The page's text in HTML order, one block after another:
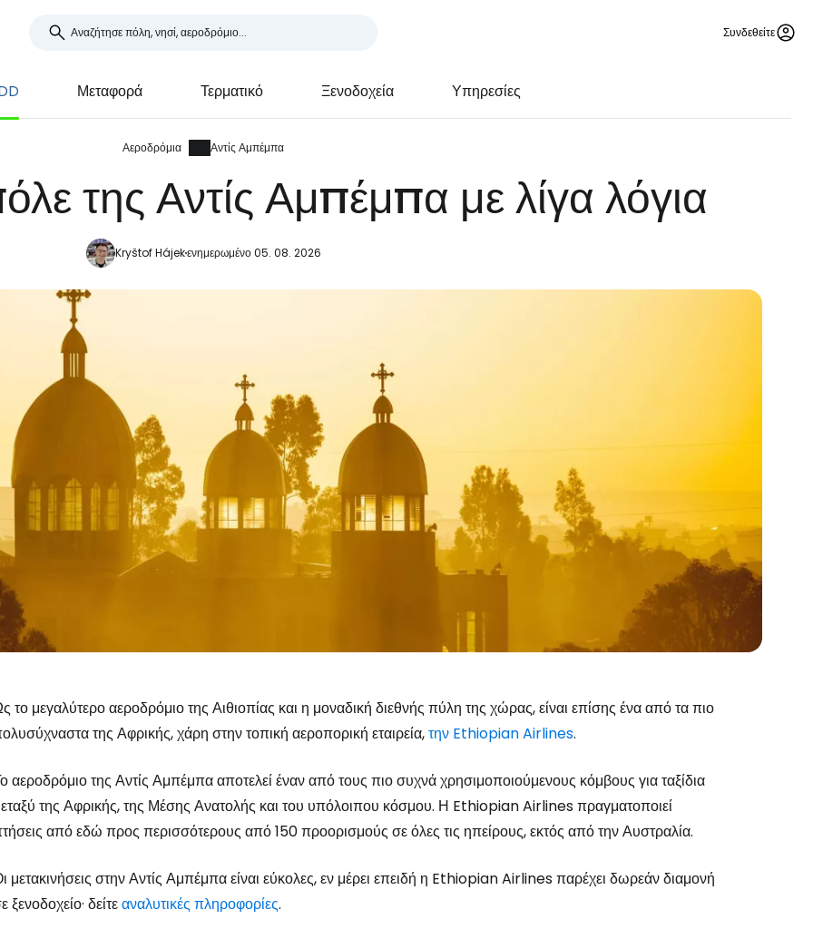
Συνδεθείτε
Μεταφορά Τερματικό Ξενοδοχεία Υπηρεσίες
Αεροδρόμια Αντίς Αμπέμπα
της Αντίς Αμπέμπα με λίγα λόγια
Kryštof Hájekενημερωμένο 05. 08. 2026
το μεγαλύτερο αεροδρόμιο της Αιθιοπίας και η μοναδική διεθνής πύλη της χώρας, είναι επίσης ένα από τα πιο
της Αφρικής, χάρη στην τοπική αεροπορική εταιρεία,την Ethiopian Airlines.
αεροδρόμιο της Αντίς Αμπέμπα αποτελεί έναν από τους πιο συχνά χρησιμοποιούμενους κόμβους για ταξίδια
της Αφρικής, της Μέσης Ανατολής και του υπόλοιπου κόσμου. Η Ethiopian Airlines πραγματοποιεί
από εδώ προς περισσότερους από 150 προορισμούς σε όλες τις ηπείρους, εκτός από την Αυστραλία.
μετακινήσεις στην Αντίς Αμπέμπα είναι εύκολες, εν μέρει επειδή η Ethiopian Airlines παρέχει δωρεάν διαμονή
ξενοδοχείο· δείτεαναλυτικές πληροφορίες.